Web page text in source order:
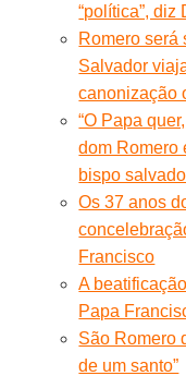
“política”,
Romero será
Salvador
canonização
“O Papa
dom Romero
bispo
Os 37 anos
Francisco
A
Papa
São Romero
de um santo”